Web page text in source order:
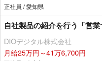
正社員 / 愛知県
自社製品の紹介を行う「営
DIOデジタル株式会社
月給25万円～41万6,700円